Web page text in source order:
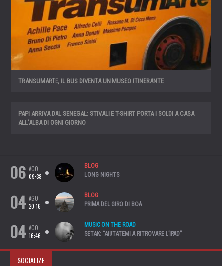
TRANSUMARTE, IL BUS DIVENTA UN MUSEO ITINERANTE
PAPI ARRIVA DAL SENEGAL: STIVALI E T-SHIRT PORTA I SOLDI A CASA
ALL’ALBA DI OGNI GIORNO
06 AGO
09:38
BLOG
LONG NIGHTS
04 AGO
20:16
BLOG
PRIMA DEL GIRO DI BOA
04 AGO
16:46
MUSIC ON THE ROAD
SETAK: “AIUTATEMI A RITROVARE L’IPAD”
SOCIALIZE